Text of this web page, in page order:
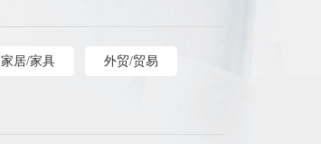
视频营销
家居/家具 外贸/贸易